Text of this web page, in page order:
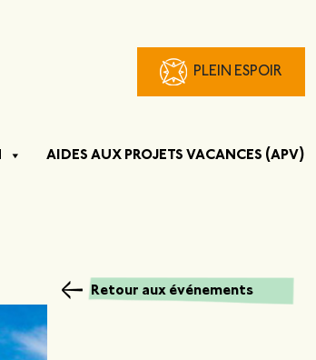
PLEIN ESPOIR
AIDES AUX PROJETS VACANCES (APV)
Retour aux événements